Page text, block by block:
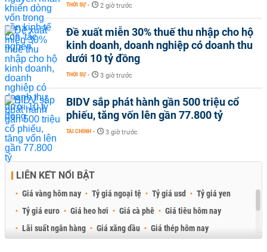
THỜI SỰ - 2 giờ trước
Đề xuất miễn 30% thuế thu nhập cho hộ
kinh doanh, doanh nghiệp có doanh thu
dưới 10 tỷ đồng
THỜI SỰ - 3 giờ trước
BIDV sắp phát hành gần 500 triệu cổ
phiếu, tăng vốn lên gần 77.800 tỷ
TÀI CHÍNH - 3 giờ trước
LIÊN KẾT NỔI BẬT
Giá vàng hôm nay Tỷ giá ngoại tệ Tỷ giá usd
Tỷ giá yen
Tỷ giá euro
Giá heo hơi Giá cà phê
Giá tiêu hôm nay
Lãi suất ngân hàng
Giá xăng dầu
Giá thép hôm nay